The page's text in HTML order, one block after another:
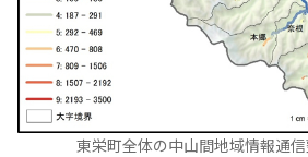
東栄町全体の中山間地域情報通